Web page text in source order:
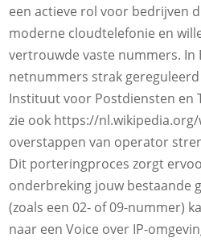
een actieve rol voor bedrijven
moderne cloudtelefonie en
vertrouwde vaste nummers. In
netnummers strak
Instituut voor Postdiensten en
zie ook https://
overstappen van operator
Dit porteringproces zorgt
onderbreking jouw bestaande
(zoals een 02- of 09-nummer)
naar een Voice over IP-